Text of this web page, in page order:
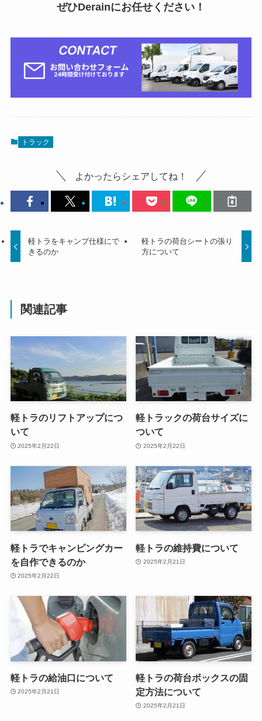
ぜひDerainにお任せください！
トラック
よかったらシェアしてね！
軽トラをキャンプ仕様にで
きるのか
軽トラの荷台シートの張り
方について
関連記事
軽トラのリフトアップにつ
いて
2025年2月22日
軽トラックの荷台サイズに
ついて
2025年2月22日
軽トラでキャンピングカー
を自作できるのか
2025年2月22日
軽トラの維持費について
2025年2月21日
軽トラの給油口について
2025年2月21日
軽トラの荷台ボックスの固
定方法について
2025年2月21日